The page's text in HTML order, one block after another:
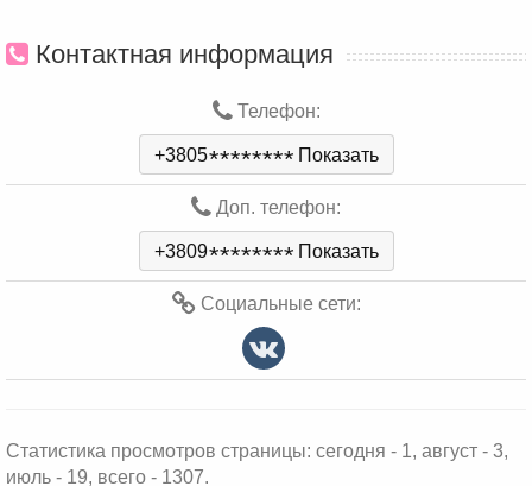
Контактная информация
Телефон:
+3805******** Показать
Доп. телефон:
+3809******** Показать
Социальные сети:
Статистика просмотров страницы: сегодня - 1, август - 3,
июль - 19, всего - 1307.